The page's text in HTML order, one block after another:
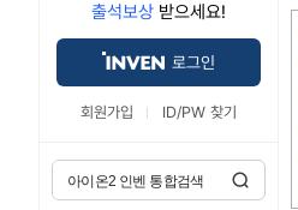
출석보상 받으세요!
로그인
회원가입 ID/PW 찾기